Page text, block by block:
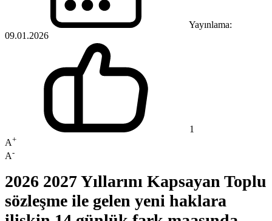
Yayınlama:
09.01.2026
1
A+
A-
2026 2027 Yıllarını Kapsayan Toplu
sözleşme ile gelen yeni haklara